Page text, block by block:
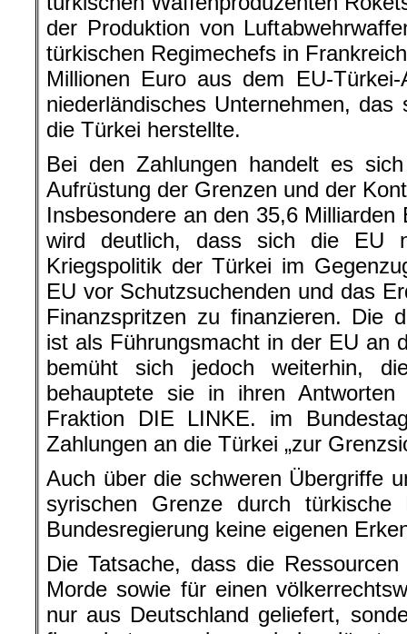
Bei den Zahlungen handelt es
Aufrüstung der Grenzen und der
Insbesondere an den 35,6
wird deutlich, dass sich die EU
Kriegspolitik der Türkei im
EU vor Schutzsuchenden und das
Finanzspritzen zu finanzieren. Die
ist als Führungsmacht in der EU an
bemüht sich jedoch weiterhin,
behauptete sie in ihren
Fraktion DIE LINKE. im
Zahlungen an die Türkei „zur
Auch über die schweren Übergriffe
syrischen Grenze durch türkische
Bundesregierung keine eigenen
Die Tatsache, dass die
Morde sowie für einen
nur aus Deutschland geliefert,
finanziert worden sind, lässt
Bundesregierung und der EU mit
einem neuen Licht erscheinen.
Erdoğan in